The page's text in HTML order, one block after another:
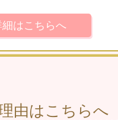
細はこちらへ
理由はこち